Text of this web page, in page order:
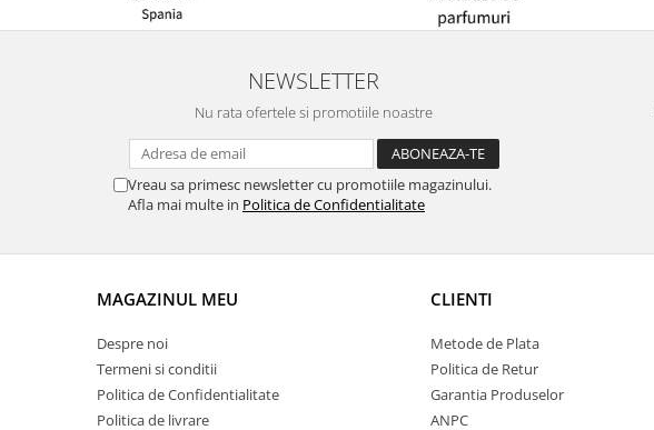
NEWSLETTER
Nu rata ofertele si promotiile noastre
Vreau sa primesc newsletter cu promotiile magazinului.
Afla mai multe in Politica de Confidentialitate
MAGAZINUL MEU
Despre noi
Termeni si conditii
Politica de Confidentialitate
Politica de livrare
CLIENTI
Metode de Plata
Politica de Retur
Garantia Produselor
ANPC